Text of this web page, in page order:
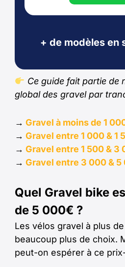
+ de modèles en
Ce guide fait partie de
global des gravel par
→ Gravel à moins de 1
→ Gravel entre 1 000 & 1
→ Gravel entre 1 500 & 3
→ Gravel entre 3 000 &
Quel Gravel bike
de 5 000€ ?
Les vélos gravel à plus
beaucoup plus de choix.
peut-on espérer à ce